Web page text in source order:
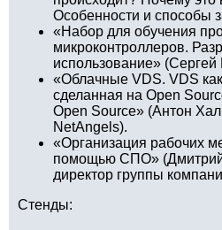
Особенности и способы
«Набор для обучения
микроконтроллеров.
использование» (Сергей
«Облачные VDS. VDS
сделанная на Open
Open Source» (Антон
NetAngels).
«Организация рабочих
помощью СПО»
директор группы
Стенды: